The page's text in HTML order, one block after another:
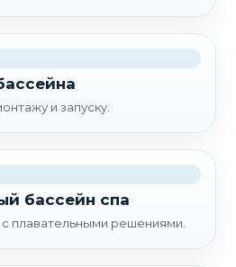
и запуску.
бассейн спа
плавательными решениями.